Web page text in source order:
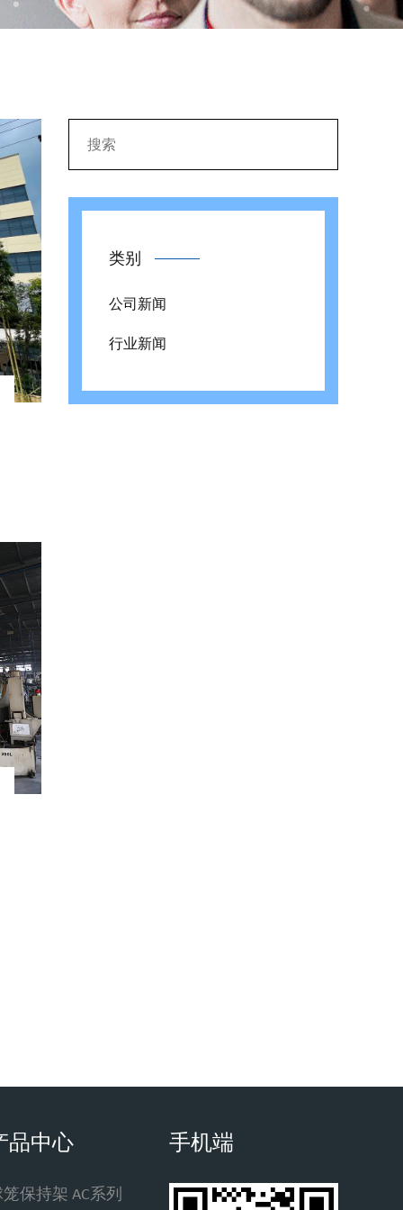
类别
公司新闻
行业新闻
品中心
保持架 AC系列
手机端